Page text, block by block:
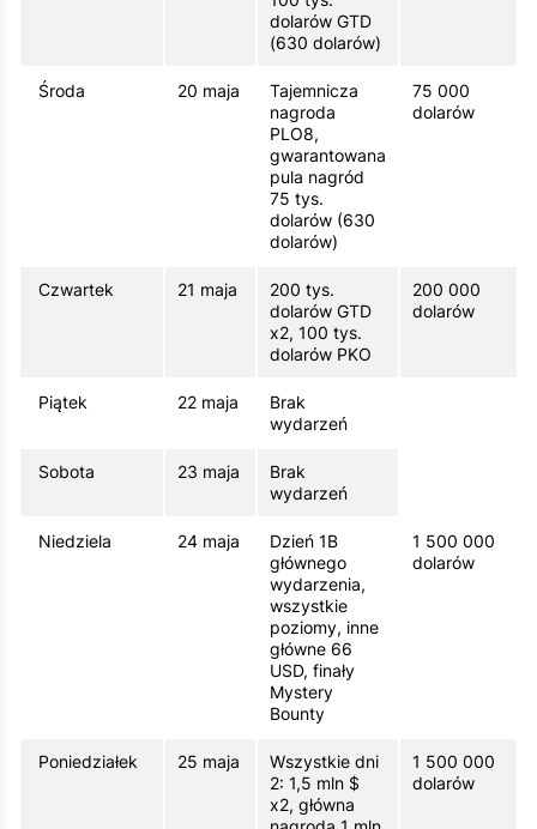
dolarów GTD
(630 dolarów)
Środa 20 maja
Tajemnicza
nagroda
PLO8,
gwarantowana
pula nagród
75 tys.
dolarów (630
dolarów)
75 000
dolarów
Czwartek 21 maja
200 tys.
dolarów GTD
x2, 100 tys.
dolarów PKO
200 000
dolarów
Piątek 22 maja
Brak
wydarzeń
Sobota 23 maja
Brak
wydarzeń
Niedziela 24 maja
Dzień 1B
głównego
wydarzenia,
wszystkie
poziomy, inne
główne 66
USD, finały
Mystery
Bounty
1 500 000
dolarów
Poniedziałek 25 maja
Wszystkie dni
2: 1,5 mln $
x2, główna
1 500 000
dolarów